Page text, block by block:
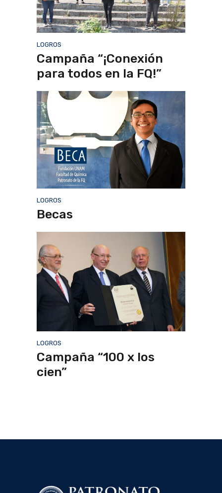
LOGROS
Campaña “¡Conexión
para todos en la FQ!”
LOGROS
Becas
LOGROS
Campaña “100 x los
cien”